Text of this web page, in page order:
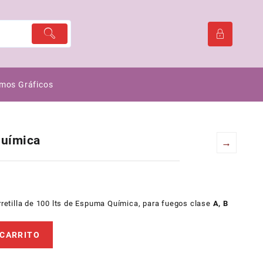
Gráficos
→
de 100 lts de Espuma Química, para fuegos clase A, B